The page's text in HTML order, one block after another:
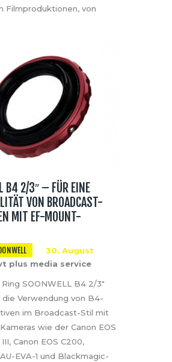
Filmproduktionen, von
B4 2/3″ – FÜR EINE
VON BROADCAST-
MIT EF-MOUNT-
30. August
plus media service
SOONWELL B4 2/3″
Verwendung von B4-
im Broadcast-Stil mit
wie der Canon EOS
Canon EOS C200,
EVA-1 und Blackmagic-